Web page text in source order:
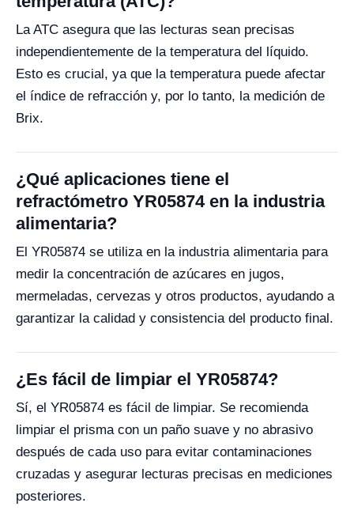
La ATC asegura que las lecturas sean precisas
independientemente de la temperatura del líquido.
Esto es crucial, ya que la temperatura puede afectar
el índice de refracción y, por lo tanto, la medición de
Brix.
¿Qué aplicaciones tiene el
refractómetro YR05874 en la industria
alimentaria?
El YR05874 se utiliza en la industria alimentaria para
medir la concentración de azúcares en jugos,
mermeladas, cervezas y otros productos, ayudando a
garantizar la calidad y consistencia del producto final.
¿Es fácil de limpiar el YR05874?
Sí, el YR05874 es fácil de limpiar. Se recomienda
limpiar el prisma con un paño suave y no abrasivo
después de cada uso para evitar contaminaciones
cruzadas y asegurar lecturas precisas en mediciones
posteriores.